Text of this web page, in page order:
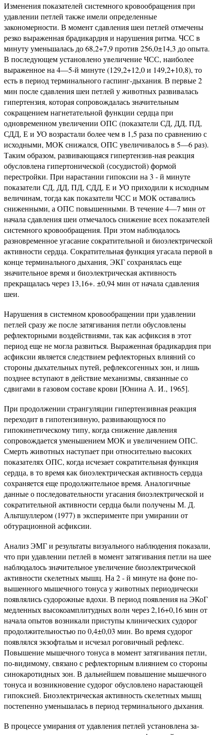
Изменения показателей системного кровообращения при
удавлении петлей также имели определенные
закономерности. В момент сдавления шеи петлей отмечены
резко выраженная брадикардия и нарушения ритма. ЧСС в
минуту уменьшалась до 68,2+7,9 против 256,0±14,3 до опыта.
В последующем уста­новлено увеличение ЧСС, наиболее
выраженное на 4—5-й ми­нуте (129,2+12,0 и 149,2+10,8), то
есть в период терминаль­ного гаспинг-дыхания. В первые 2
мин после сдавления шеи петлей у животных развивалась
гипертензия, которая сопро­вождалась значительным
сокращением нагнетательной функ­ции сердца при
одновременном увеличении ОПС (показатели СД, ДД, ПД,
СДД, Е и УО возрастали более чем в 1,5 раза по сравнению с
исходными, МОК снижался, ОПС увеличива­лось в 5—6 раз).
Таким образом, развивающаяся гипертензив-ная реакция
обусловлена гипертонической (сосудистой) формой
перестройки. При нарастании гипоксии на 3 - й минуте
показа­тели СД, ДД, ПД, СДД, Е и УО приходили к исходным
вели­чинам, тогда как показатели ЧСС и МОК оставались
снижен­ными, а ОПС повышенными. В течение 4—7 мин от
начала сдавления шеи отмечалось снижение всех показателей
систем­ного кровообращения. При этом наблюдалось
разновременное угасание сократительной и биоэлектрической
активности серд­ца. Сократительная функция угасала первой в
конце терми­нального дыхания, ЭКГ сохранялась еще
значительное время и биоэлектрическая активность
прекращалась через 13,16+. ±0,94 мин от начала сдавления
шеи.
Нарушения в системном кровообращении при удавлении
петлей сразу же после затягивания петли обусловлены
рефлек­торными воздействиями, так как асфиксия в этот
период еще не могла развиться. Выраженная брадикардия при
асфиксии является следствием рефлекторных влияний со
стороны дыха­тельных путей, рефлексогенных зон, и лишь
позднее вступают в действие механизмы, связанные со
сдвигами в газовом составе крови [Юнина А. И., 1965].
При продолжении странгуляции гипертензивная реакция
переходит в гипотензивную, развивающуюся по
гипокинетиче­скому типу, когда снижение давления
сопровождается уменьше­нием МОК и увеличением ОПС.
Смерть животных наступает при относительно высоких
показателях ОПС, когда исчезает сократительная функция
сердца, в то время как биоэлектриче­ская активность сердца
сохраняется еще продолжительное время. Аналогичные
данные о последовательности угасания биоэлектрической и
сократительной активности сердца были получены М. Д.
Альтшуллером (1977) в эксперименте при уми­рании от
обтурационной асфиксии.
Анализ ЭМГ и результаты визуального наблюдения пока­зали,
что при удавлении петлей в момент затягивания петли на шее
наблюдалось значительное увеличение биоэлектриче­ской
активности скелетных мышц. На 2 - й минуте на фоне по­
вышенного мышечного тонуса у животных периодически
появ­лялись судорожные вдохи. В период появления на ЭКоГ
медленных высокоамплитудных волн через 2,16+0,16 мин от
на­чала опытов возникали приступы клинических судорог
про­должительностью по 0,4±0,03 мин. Во время судорог
появлял­ся экзофтальм и исчезал роговичный рефлекс.
Повышение мы­шечного тонуса в момент затягивания петли,
по-видимому, связано с рефлекторным влиянием со стороны
синокаротидных зон. В дальнейшем повышение мышечного
тонуса и возникно­вение судорог обусловлено нарастающей
гипоксией. Биоэлект­рическая активность скелетных мышц
постепенно уменьшалась в период терминального дыхания.
В процессе умирания от удавления петлей установлена за­